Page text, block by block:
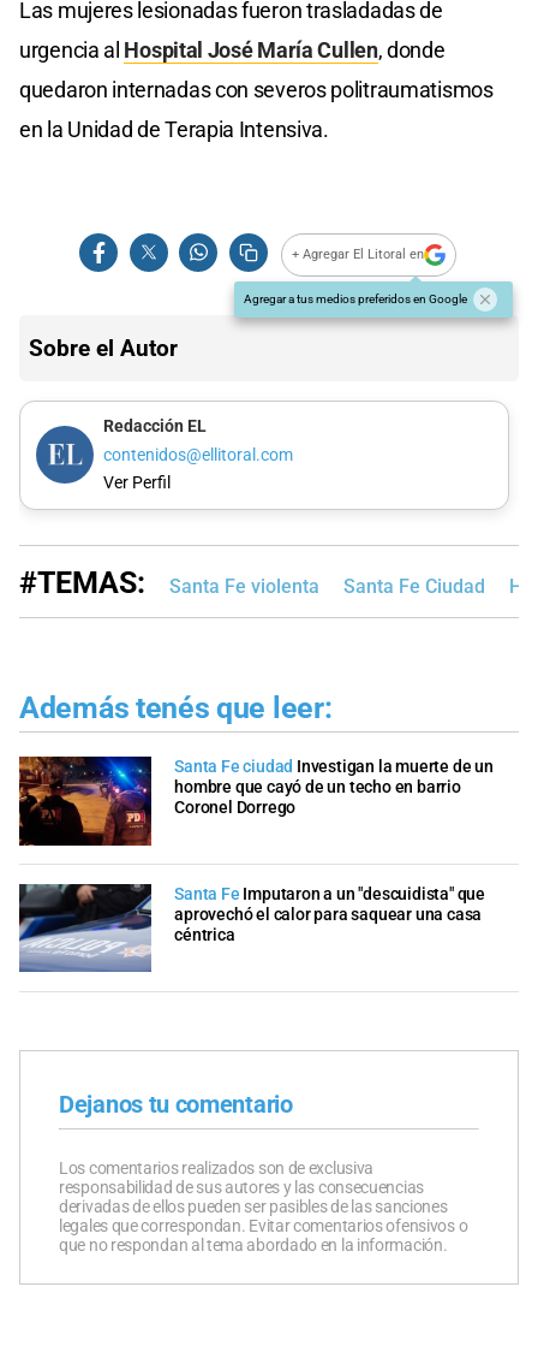
Las mujeres lesionadas fueron trasladadas de
urgencia al Hospital José María Cullen, donde
quedaron internadas con severos politraumatismos
en la Unidad de Terapia Intensiva.
+ Agregar El Litoral en
Agregar a tus medios preferidos en Google
Sobre el Autor
Redacción EL
contenidos@ellitoral.com
Ver Perfil
#TEMAS: Santa Fe violenta Santa Fe Ciudad
Además tenés que leer:
Santa Fe ciudad Investigan la muerte de un
hombre que cayó de un techo en barrio
Coronel Dorrego
Santa Fe Imputaron a un "descuidista" que
aprovechó el calor para saquear una casa
céntrica
Dejanos tu comentario
Los comentarios realizados son de exclusiva
responsabilidad de sus autores y las consecuencias
derivadas de ellos pueden ser pasibles de las sanciones
legales que correspondan. Evitar comentarios ofensivos o
que no respondan al tema abordado en la información.